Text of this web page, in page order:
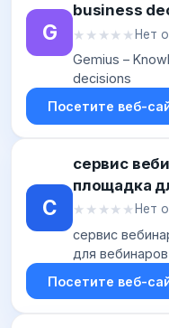
G
business
★★★★★
★★★★★ Нет
Gemius –
decisions
Посетите веб-
С
сервис
площадка
★★★★★
★★★★★ Нет
сервис
для
Посетите веб-